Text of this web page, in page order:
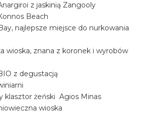
z jaskinią Zangooly
Beach
najlepsze miejsce do nurkowania
wioska, znana z koronek i wyrobów
z degustacją
klasztor żeński Agios Minas
wioska